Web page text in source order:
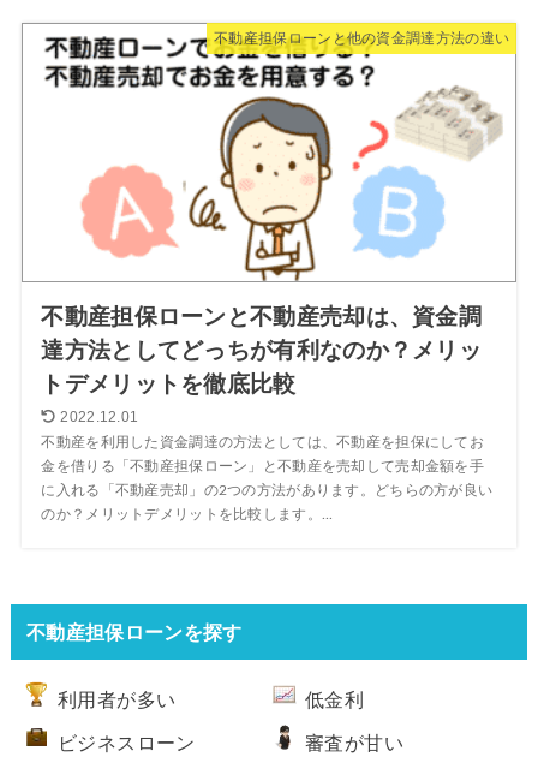
不動産担保ローンと他の資金調達方法の違い
不動産担保ローンと不動産売却は、資金調
達方法としてどっちが有利なのか？メリッ
トデメリットを徹底比較
2022.12.01
不動産を利用した資金調達の方法としては、不動産を担保にしてお
金を借りる「不動産担保ローン」と不動産を売却して売却金額を手
に入れる「不動産売却」の2つの方法があります。どちらの方が良い
のか？メリットデメリットを比較します。...
不動産担保ローンを探す
利用者が多い 低金利
ビジネスローン 審査が甘い